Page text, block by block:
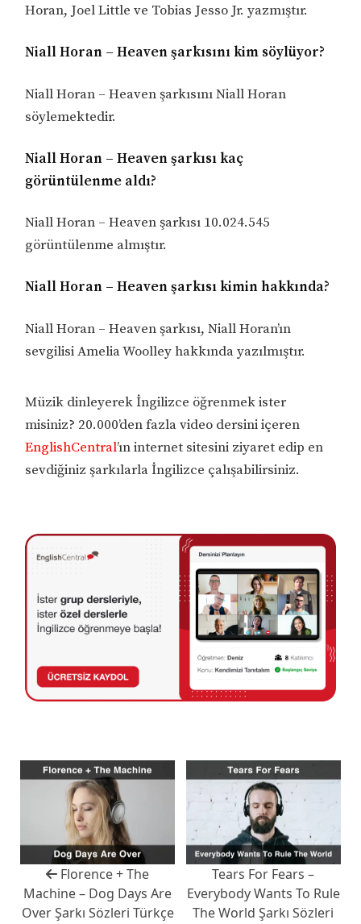
Horan, Joel Little ve Tobias Jesso Jr. yazmıştır.
Niall Horan – Heaven şarkısını kim söylüyor?
Niall Horan – Heaven şarkısını Niall Horan
söylemektedir.
Niall Horan – Heaven şarkısı kaç
görüntülenme aldı?
Niall Horan – Heaven şarkısı 10.024.545
görüntülenme almıştır.
Niall Horan – Heaven şarkısı kimin hakkında?
Niall Horan – Heaven şarkısı, Niall Horan’ın
sevgilisi Amelia Woolley hakkında yazılmıştır.
Müzik dinleyerek İngilizce öğrenmek ister
misiniz? 20.000’den fazla video dersini içeren
EnglishCentral’ın internet sitesini ziyaret edip en
sevdiğiniz şarkılarla İngilizce çalışabilirsiniz.
Florence + The
Machine – Dog Days Are
Over Şarkı Sözleri Türkçe
Tears For Fears –
Everybody Wants To Rule
The World Şarkı Sözleri